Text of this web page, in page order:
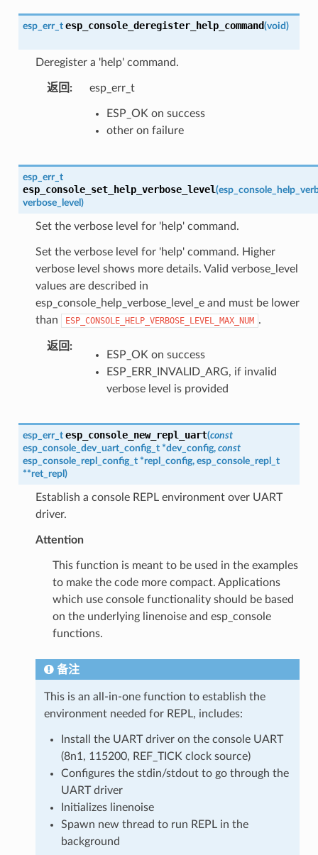
esp_err_t esp_console_deregister_help_command(void)
Deregister a 'help' command.
返回 : esp_err_t
ESP_OK on success
other on failure
esp_err_t
esp_console_set_help_verbose_level(
verbose_level )
Set the verbose level for 'help' command.
Set the verbose level for 'help' command. Higher
verbose level shows more details. Valid verbose_level
values are described in
esp_console_help_verbose_level_e and must be lower
than
ESP_CONSOLE_HELP_VERBOSE_LEVEL_MAX_NUM .
返回 :
ESP_OK on success
ESP_ERR_INVALID_ARG, if invalid
verbose level is provided
esp_err_t esp_console_new_repl_uart(const
esp_console_dev_uart_config_t *dev_config, const
esp_console_repl_config_t *repl_config, esp_console_repl_t
**ret_repl )
Establish a console REPL environment over UART
driver.
Attention
This function is meant to be used in the examples
to make the code more compact. Applications
which use console functionality should be based
on the underlying linenoise and esp_console
functions.
备注
This is an all-in-one function to establish the
environment needed for REPL, includes:
Install the UART driver on the console UART
(8n1, 115200, REF_TICK clock source)
Configures the stdin/stdout to go through the
UART driver
Initializes linenoise
Spawn new thread to run REPL in the
background